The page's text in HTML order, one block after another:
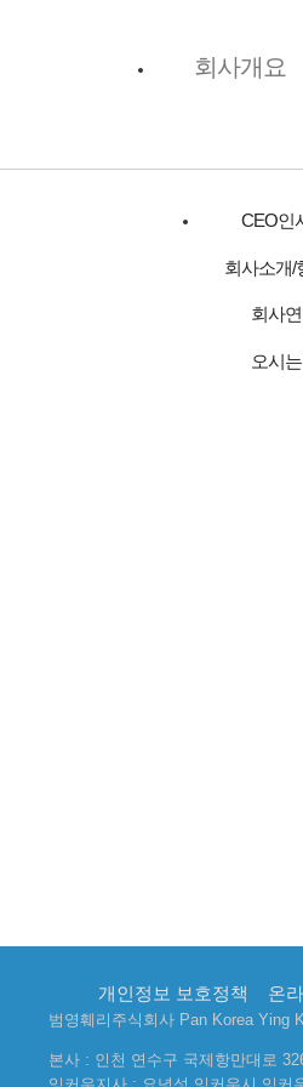
회사개요
CEO인
회사소개/
회사
오시
개인정보 보호정책 온
범영훼리주식회사 Pan Korea Ying
본사 : 인천 연수구 국제항만대로